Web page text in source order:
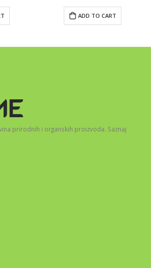
ADD TO CART
prirodnih i organskih proizvoda. Saznaj